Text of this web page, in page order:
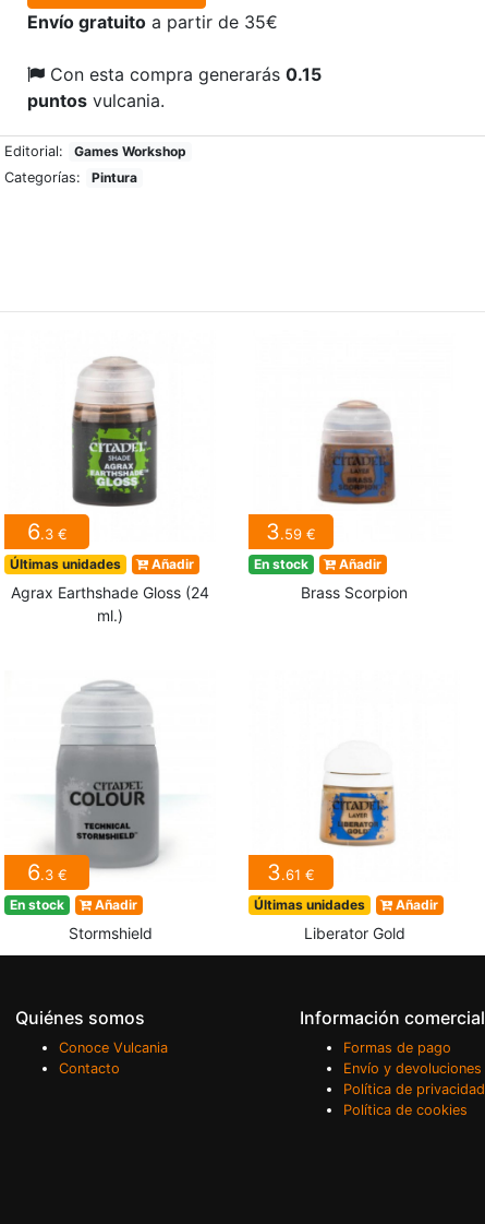
Envío gratuito a partir de 35€
Con esta compra generarás 0.15
puntos vulcania.
Editorial:
Games Workshop
Categorías:
Pintura
6.3 €
Últimas unidades Añadir
Agrax Earthshade Gloss (24
ml.)
3.59 €
En stock Añadir
Brass Scorpion
6.3 €
En stock Añadir
Stormshield
3.61 €
Últimas unidades Añadir
Liberator Gold
Quiénes somos
Conoce Vulcania
Contacto
Información comercial
Formas de pago
Envío y devoluciones
Política de privacidad
Política de cookies